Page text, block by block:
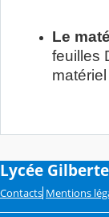
Le
feuilles
Lycée
Contacts Mentions